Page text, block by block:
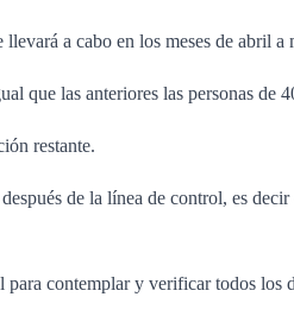
a cabo en los meses de abril a
que las anteriores las personas de
restante.
de la línea de control, es
contemplar y verificar todos los